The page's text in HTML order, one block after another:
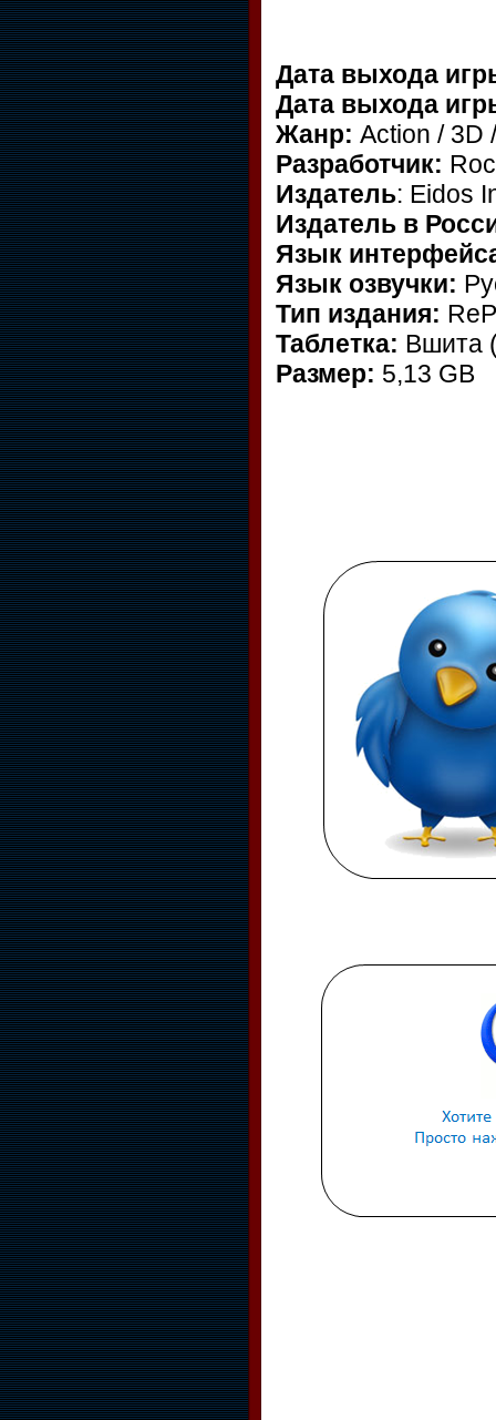
Дата выхода
Дата выхода
Жанр: Action / 3D
Разработчик:
Издатель: Eidos
Издатель в
Язык
Язык озвучки:
Тип издания:
Таблетка: Вшита
Размер: 5,13 GB